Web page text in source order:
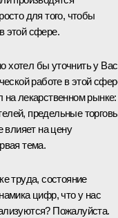
для того, чтобы
этой сфере.
хотел бы уточнить у
работе в этой
на лекарственном рынке:
предельные
влияет на цену
тема.
труда, состояние
цифр, что у нас
Пожалуйста.